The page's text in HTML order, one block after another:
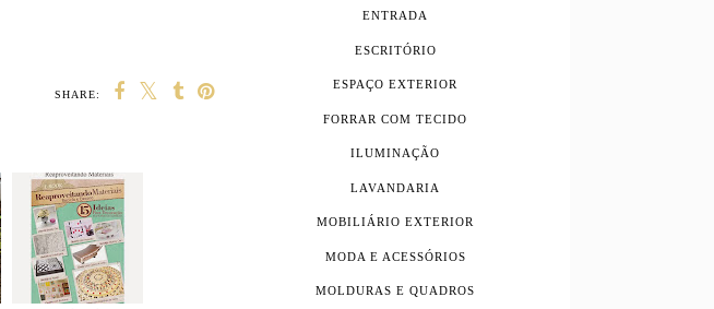
SHARE:
ENTRADA
ESCRITÓRIO
ESPAÇO EXTERIOR
FORRAR COM TECIDO
ILUMINAÇÃO
LAVANDARIA
MOBILIÁRIO EXTERIOR
MODA E ACESSÓRIOS
MOLDURAS E QUADROS